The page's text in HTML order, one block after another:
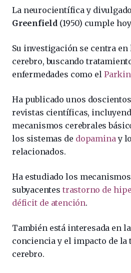
La neurocientífica y
Greenfield (1950) cumple
Su investigación se centra
cerebro, buscando
enfermedades como el
Ha publicado unos
revistas científicas,
mecanismos cerebrales
los sistemas de dopaminay
relacionados.
Ha estudiado los
subyacentestrastorno de
déficit de atención.
También está interesada en
conciencia y el impacto de la
cerebro.